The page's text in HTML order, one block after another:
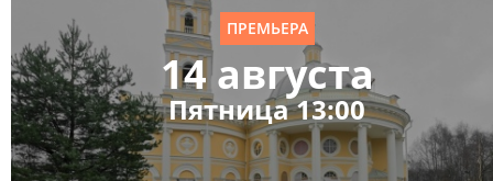
ПРЕМЬЕРА
14 августа
Пятница 13:00